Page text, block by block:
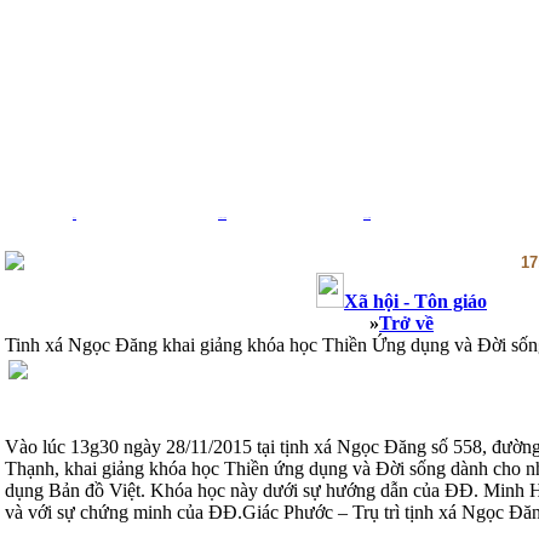
Xã hội - Tôn giáo
»Trở về
Tinh xá Ngọc Đăng khai giảng khóa học Thiền Ứng dụng và Đời
Vào lúc 13g30 ngày 28/11/2015 tại tịnh xá Ngọc Đăng số 558,
Thạnh, khai giảng khóa học Thiền ứng dụng và Đời sống dành cho
dụng Bản đồ Việt. Khóa học này dưới sự hướng dẫn của ĐĐ. Minh
và với sự chứng minh của ĐĐ.Giác Phước – Trụ trì tịnh xá Ngọc